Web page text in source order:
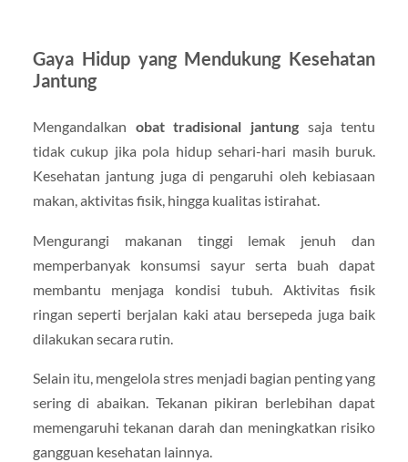
Gaya Hidup yang Mendukung Kesehatan
Jantung
Mengandalkan obat tradisional jantungsaja tentu
tidak cukup jika pola hidup sehari-hari masih buruk.
Kesehatan jantung juga di pengaruhi oleh kebiasaan
makan, aktivitas fisik, hingga kualitas istirahat.
Mengurangi makanan tinggi lemak jenuh dan
memperbanyak konsumsi sayur serta buah dapat
membantu menjaga kondisi tubuh. Aktivitas fisik
ringan seperti berjalan kaki atau bersepeda juga baik
dilakukan secara rutin.
Selain itu, mengelola stres menjadi bagian penting yang
sering di abaikan. Tekanan pikiran berlebihan dapat
memengaruhi tekanan darah dan meningkatkan risiko
gangguan kesehatan lainnya.